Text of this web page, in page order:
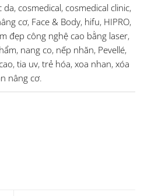
da,cosmedical,cosmedical clinic,
cơ, Face & Body, hifu, HIPRO,
đẹp công nghệ cao bằng laser,
, nang co, nếp nhăn, Pevellé,
,tia uv,trẻ hóa,xoa nhan,xóa
nâng cơ.